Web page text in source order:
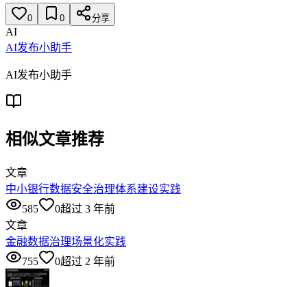
0 0 分享
AI
AI发布小助手
AI发布小助手
相似文章推荐
文章
中小银行数据安全治理体系建设实践
585
0超过 3 年前
文章
金融数据治理场景化实践
755
0超过 2 年前